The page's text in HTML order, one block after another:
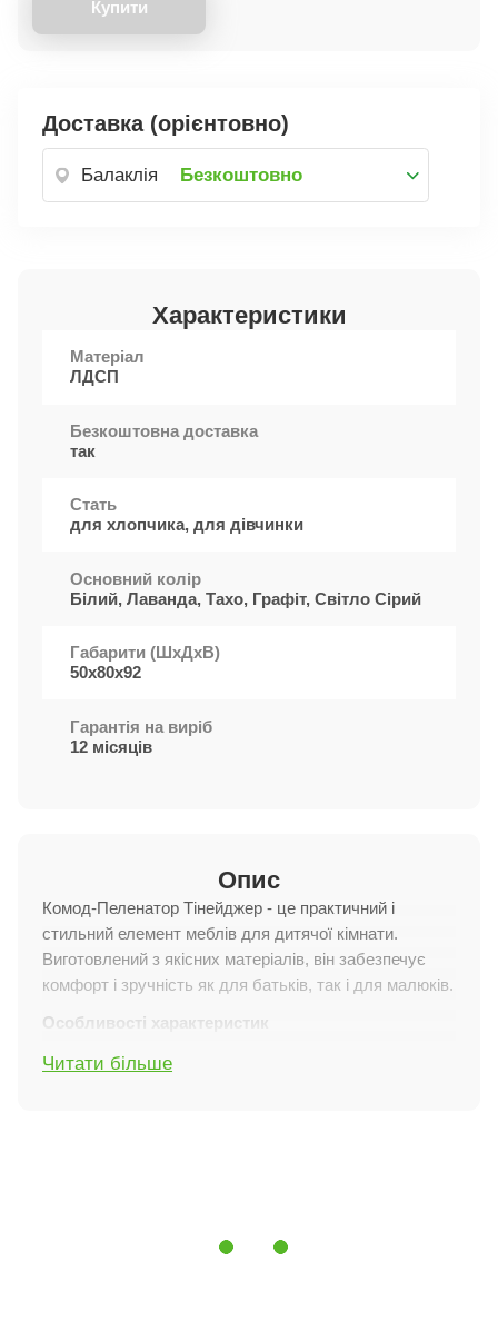
Купити
Доставка (орієнтовно)
Балаклія Безкоштовно
Характеристики
Матеріал
ЛДСП
Безкоштовна доставка
так
Стать
для хлопчика, для дівчинки
Основний колір
Білий, Лаванда, Тахо, Графіт, Світло Сірий
Габарити (ШxДхВ)
50х80х92
Гарантія на виріб
12 місяців
Опис
Комод-Пеленатор Тінейджер - це практичний і
стильний елемент меблів для дитячої кімнати.
Виготовлений з якісних матеріалів, він забезпечує
комфорт і зручність як для батьків, так і для малюків.
Особливості характеристик
Матеріали:Виготовлений з ЛДСП класу «Е1»
У шухлядах використовуються
Читати більше